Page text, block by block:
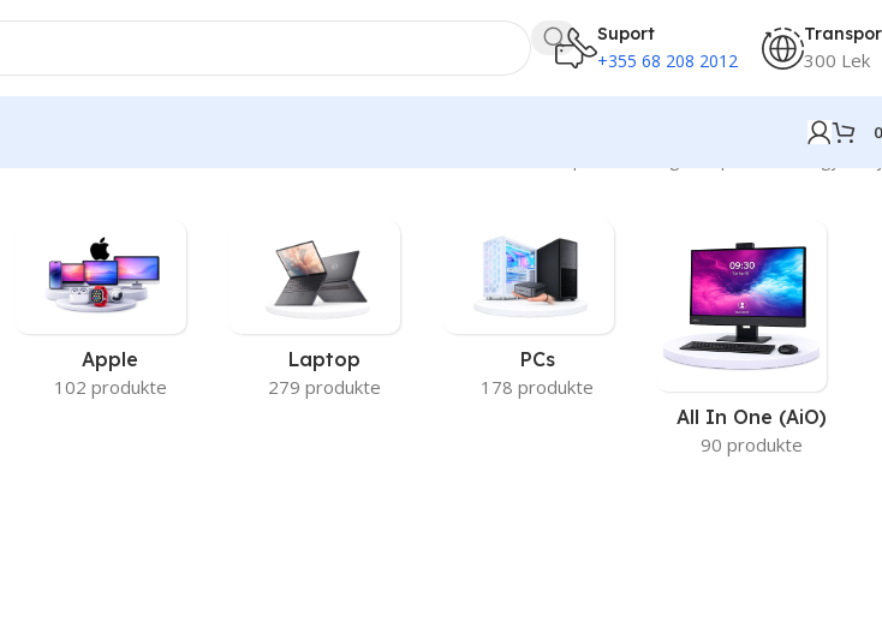
Suport
+355 68 208 2012 300 Lek
Apple
102 produkte
Laptop
279 produkte
PCs
178 produkte
All In One (AiO)
90 produkte